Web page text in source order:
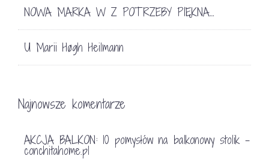
NOWA MARKA W Z POTRZEBY PIĘKNA…
U Marii Høgh Heilmann
Najnowsze komentarze
AKCJA BALKON: 10 pomysłów na balkonowy stolik -
conchitahome.pl